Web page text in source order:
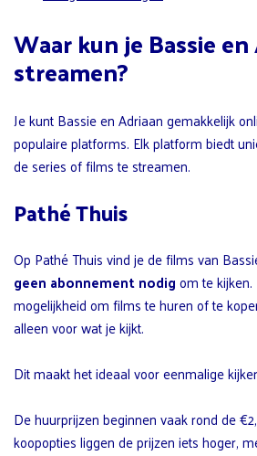
Waar kun je Bassie
streamen?
Je kunt Bassie en Adriaan gemakkelijk
populaire platforms. Elk platform biedt
de series of films te streamen.
Pathé Thuis
Op Pathé Thuis vind je de films van
geen abonnement nodigom te
mogelijkheid om films te huren of te
alleen voor wat je kijkt.
Dit maakt het ideaal voor eenmalige
De huurprijzen beginnen vaak rond de
koopopties liggen de prijzen iets hoger,